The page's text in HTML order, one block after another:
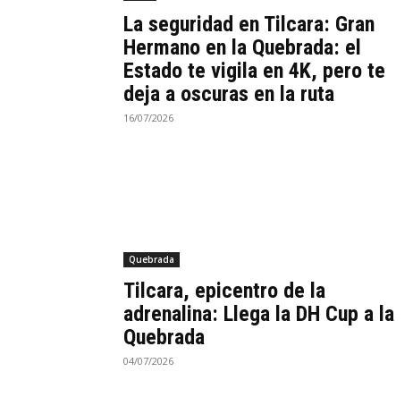
La seguridad en Tilcara: Gran
Hermano en la Quebrada: el
Estado te vigila en 4K, pero te
deja a oscuras en la ruta
16/07/2026
Quebrada
Tilcara, epicentro de la
adrenalina: Llega la DH Cup a la
Quebrada
04/07/2026